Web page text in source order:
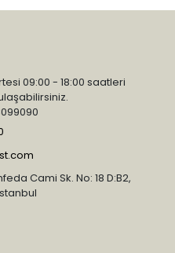
09:00 - 18:00 saatleri
Cami Sk. No: 18 D:B2,